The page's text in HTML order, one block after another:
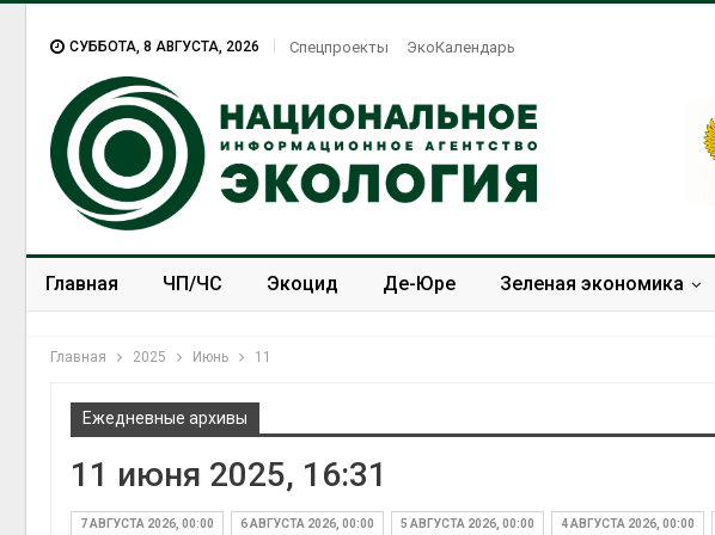
СУББОТА, 8 АВГУСТА, 2026 Спецпроекты ЭкоКалендарь
Главная ЧП/ЧС Экоцид Де-Юре Зеленая экономика
Главная 2025 Июнь 11
Ежедневные архивы
11 июня 2025, 16:31
7 АВГУСТА 2026, 00:00 6 АВГУСТА 2026, 00:00 5 АВГУСТА 2026, 00:00 4 АВГУСТА 2026, 00:00
переживать